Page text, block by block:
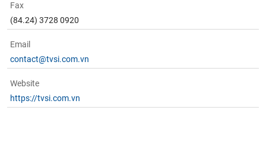
Fax
(84.24) 3728 0920
Email
contact@tvsi.com.vn
Website
https://tvsi.com.vn